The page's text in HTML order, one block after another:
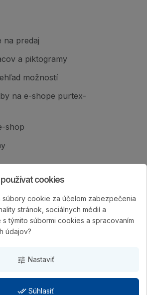
na predaj
a piktogramy
možností
na e-shope purtex-
shop
s.r.o., založená v roku
slovenským výrobcom
hodnotených matracov.
cookies
cookie za účelom zabezpečenia
stránok, sociálnych médií a
s týmito súbormi cookies a spracovaním
údajov?
tune Nastaviť
done_all Súhlasiť